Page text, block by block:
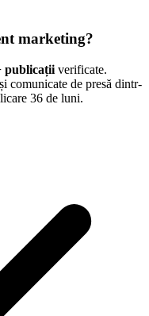
marketing?
publicații verificate.
comunicate de presă dintr-
36 de luni.